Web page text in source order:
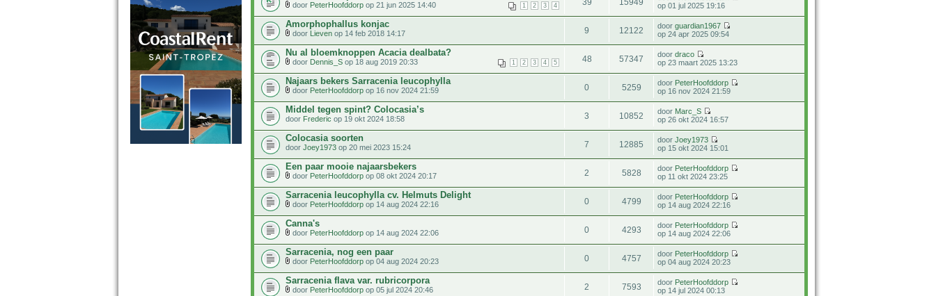
1 2 3 4
door PeterHoofddorp op 21 jun 2025 14:40
op 01 jul 2025 19:16
Amorphophallus konjac
door Lieven op 14 feb 2018 14:17 9 12122 doorguardian1967
op 24 apr 2025 09:54
Nu al bloemknoppen Acacia dealbata?
1 2 3 4 5
door Dennis_S op 18 aug 2019 20:33 48 57347 doordraco
op 23 maart 2025 13:23
Najaars bekers Sarracenia leucophylla
door PeterHoofddorp op 16 nov 2024 21:59 0 5259 door PeterHoofddorp
op 16 nov 2024 21:59
Middel tegen spint? Colocasia’s
door Frederic op 19 okt 2024 18:58 3 10852 door Marc_S
op 26 okt 2024 16:57
Colocasia soorten
door Joey1973 op 20 mei 2023 15:24 7 12885 doorJoey1973
op 15 okt 2024 15:01
Een paar mooie najaarsbekers
door PeterHoofddorp op 08 okt 2024 20:17 2 5828 door PeterHoofddorp
op 11 okt 2024 23:25
Sarracenia leucophylla cv. Helmuts Delight
door PeterHoofddorp op 14 aug 2024 22:16 0 4799 door PeterHoofddorp
op 14 aug 2024 22:16
Canna's
door PeterHoofddorp op 14 aug 2024 22:06 0 4293 door PeterHoofddorp
op 14 aug 2024 22:06
Sarracenia, nog een paar
door PeterHoofddorp op 04 aug 2024 20:23 0 4757 door PeterHoofddorp
op 04 aug 2024 20:23
Sarracenia flava var. rubricorpora
door PeterHoofddorp op 05 jul 2024 20:46 2 7593 door PeterHoofddorp
op 14 jul 2024 00:13